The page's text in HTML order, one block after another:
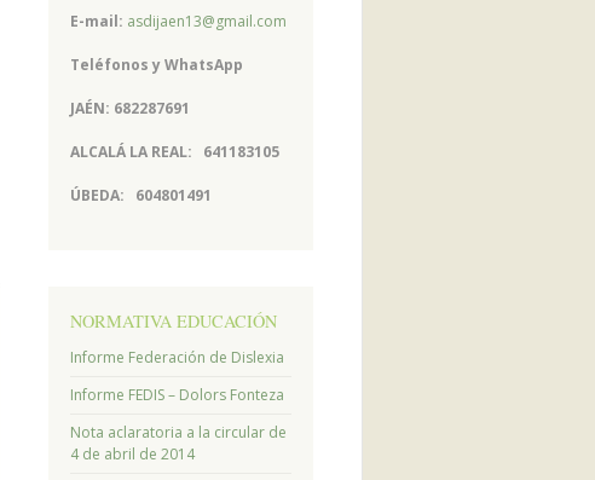
E-mail: asdijaen13@gmail.com
Teléfonos yWhatsApp
JAÉN: 682287691
ALCALÁ LA REAL: 641183105
ÚBEDA: 604801491
NORMATIVA EDUCACIÓN
Informe Federación de Dislexia
Informe FEDIS – Dolors Fonteza
Nota aclaratoria a la circular de
4 de abril de 2014